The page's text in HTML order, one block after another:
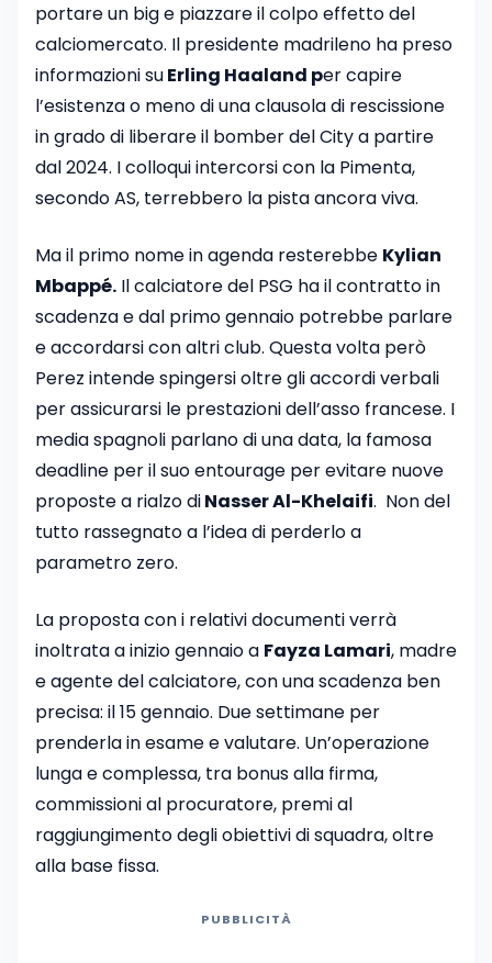
portare un big e piazzare il colpo effetto del
calciomercato. Il presidente madrileno ha preso
informazioni suErling Haaland per capire
l’esistenza o meno di una clausola di rescissione
in grado di liberare il bomber del City a partire
dal 2024. I colloqui intercorsi con la Pimenta,
secondo AS, terrebbero la pista ancora viva.
Ma il primo nome in agenda resterebbe Kylian
Mbappé. Il calciatore del PSG ha il contratto in
scadenza e dal primo gennaio potrebbe parlare
e accordarsi con altri club. Questa volta però
Perez intende spingersi oltre gli accordi verbali
per assicurarsi le prestazioni dell’asso francese. I
media spagnoli parlano di una data, la famosa
deadline per il suo entourage per evitare nuove
proposte a rialzo diNasser Al-Khelaifi. Non del
tutto rassegnato a l’idea di perderlo a
parametro zero.
La proposta con i relativi documenti verrà
inoltrata a inizio gennaio a Fayza Lamari, madre
e agente del calciatore, con una scadenza ben
precisa: il 15 gennaio. Due settimane per
prenderla in esame e valutare. Un’operazione
lunga e complessa, tra bonus alla firma,
commissioni al procuratore, premi al
raggiungimento degli obiettivi di squadra, oltre
alla base fissa.
PUBBLICITÀ